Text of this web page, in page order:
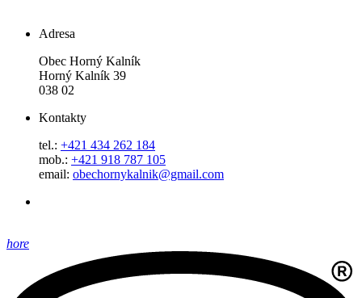
Adresa
Obec Horný Kalník
Horný Kalník 39
038 02
Kontakty
tel.: +421 434 262 184
mob.: +421 918 787 105
email: obechornykalnik@gmail.com
hore